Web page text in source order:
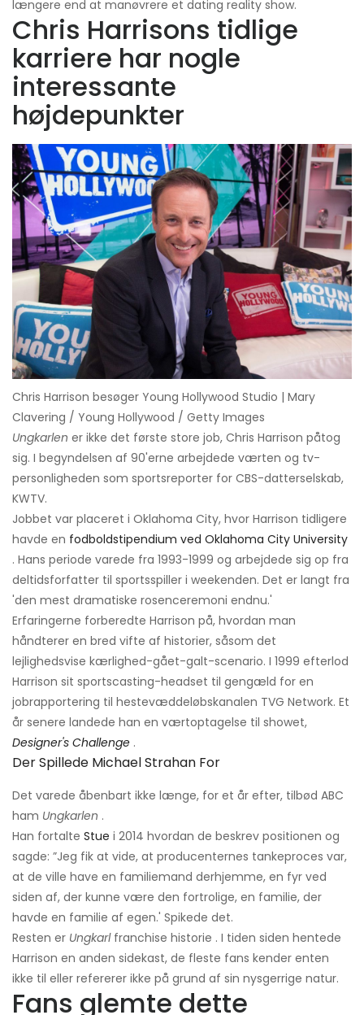
længere end at manøvrere et dating reality show.
Chris Harrisons tidlige
karriere har nogle
interessante
højdepunkter
Chris Harrison besøger Young Hollywood Studio | Mary
Clavering / Young Hollywood / Getty Images
Ungkarlen er ikke det første store job, Chris Harrison påtog
sig. I begyndelsen af ​​90'erne arbejdede værten og tv-
personligheden som sportsreporter for CBS-datterselskab,
KWTV.
Jobbet var placeret i Oklahoma City, hvor Harrison tidligere
havde en fodboldstipendium ved Oklahoma City University
. Hans periode varede fra 1993-1999 og arbejdede sig op fra
deltidsforfatter til sportsspiller i weekenden. Det er langt fra
'den mest dramatiske rosenceremoni endnu.'
Erfaringerne forberedte Harrison på, hvordan man
håndterer en bred vifte af historier, såsom det
lejlighedsvise kærlighed-gået-galt-scenario. I 1999 efterlod
Harrison sit sportscasting-headset til gengæld for en
jobrapportering til hestevæddeløbskanalen TVG Network. Et
år senere landede han en værtoptagelse til showet,
Designer's Challenge .
Der Spillede Michael Strahan For
Det varede åbenbart ikke længe, ​​for et år efter, tilbød ABC
ham Ungkarlen .
Han fortalte Stue i 2014 hvordan de beskrev positionen og
sagde: ”Jeg fik at vide, at producenternes tankeproces var,
at de ville have en familiemand derhjemme, en fyr ved
siden af, der kunne være den fortrolige, en familie, der
havde en familie af egen.' Spikede det.
Resten er Ungkarl franchise historie . I tiden siden hentede
Harrison en anden sidekast, de fleste fans kender enten
ikke til eller refererer ikke på grund af sin nysgerrige natur.
Fans glemte dette